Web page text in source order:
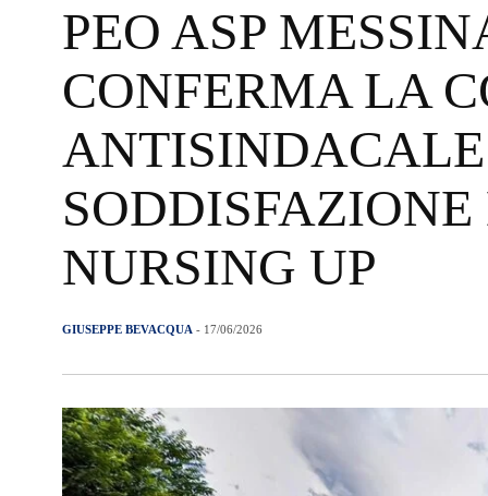
PEO ASP
CONFERMA LA
NURSING UP
GIUSEPPE BEVACQUA - 17/06/2026